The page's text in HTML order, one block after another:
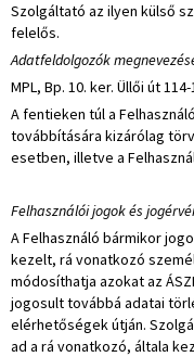
Szolgáltató az ilyen külső
felelős.
Adatfeldolgozók
MPL, Bp. 10. ker. Üllői út
A fentieken túl a
továbbítására kizárólag
esetben, illetve a
Felhasználói jogok és
A Felhasználó bármikor
kezelt, rá vonatkozó
módosíthatja azokat az
jogosult továbbá adatai
elérhetőségek útján.
ad a rá vonatkozó, általa